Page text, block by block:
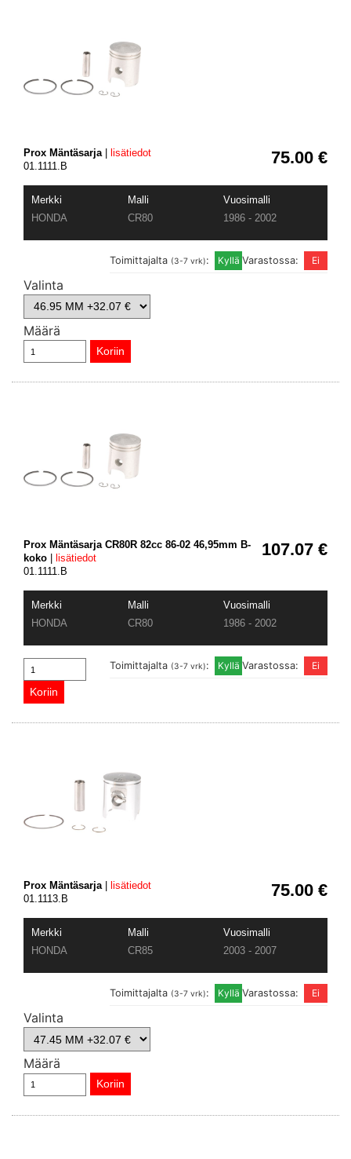
75.00 €
Prox Mäntäsarja
lisätiedot
01.1111.B
Merkki Malli
Vuosimalli
HONDA
CR80 1986 - 2002
Varastossa:
Toimittajalta (3-7 vrk):
Valinta
Määrä
107.07 €
Prox Mäntäsarja CR80R 82cc 86-02 46,95mm B-
koko
lisätiedot
01.1111.B
Merkki Malli
Vuosimalli
HONDA
CR80 1986 - 2002
Varastossa:
Toimittajalta (3-7 vrk):
75.00 €
Prox Mäntäsarja|
lisätiedot
01.1113.B
Merkki Malli
Vuosimalli
HONDA
CR85 2003 - 2007
Varastossa:
Toimittajalta (3-7 vrk):
Valinta
Määrä